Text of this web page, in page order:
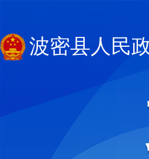
波密县人民